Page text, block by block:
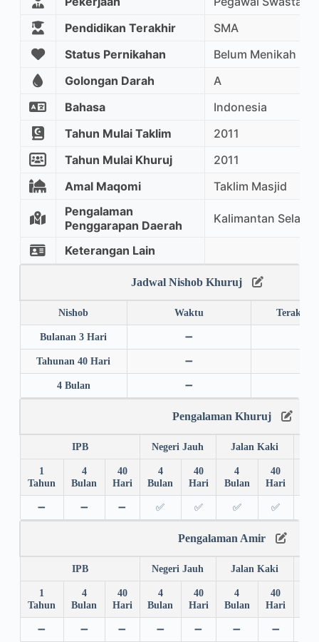
Pendidikan Terakhir
SMA
Status Pernikahan
Belum Menikah
Golongan Darah
A
Bahasa
Indonesia
Tahun Mulai Taklim
2011
Tahun Mulai Khuruj
2011
Amal Maqomi
Taklim Masjid
Pengalaman
Penggarapan Daerah
Kalimantan Selatan
Keterangan Lain
Jadwal Nishob Khuruj
Nishob Waktu Terakhir
Bulanan 3 Hari ➖
Tahunan 40 Hari ➖
4 Bulan ➖
Pengalaman Khuruj
IPB Negeri Jauh Jalan Kaki
1
Tahun
4
Bulan
40
Hari
4
Bulan
40
Hari
4
Bulan
40
Hari
➖ ➖ ➖ ✅ ✅ ✅ ✅
Pengalaman Amir
IPB Negeri Jauh Jalan Kaki
1
Tahun
4
Bulan
40
Hari
4
Bulan
40
Hari
4
Bulan
40
Hari
➖ ➖ ➖ ➖ ➖ ➖ ➖